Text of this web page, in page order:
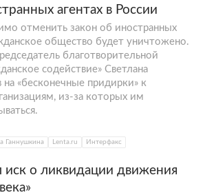
агентах в России
отменить закон об иностранных
общество будет уничтожено.
благотворительной
содействие» Светлана
на «бесконечные придирки» к
из-за которых им
Ганнушкина Lenta.ru Интерфакс
о ликвидации движения